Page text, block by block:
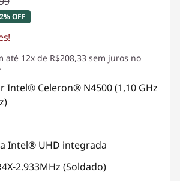
OFF
:
até 12x de R$208,33 sem juros no
Intel® Celeron® N4500 (1,10 GHz
Intel® UHD integrada
2.933MHz (Soldado)